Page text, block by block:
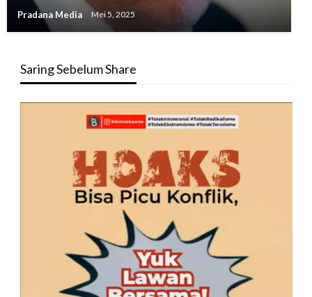
Pradana Media Mei 5, 2025
Saring Sebelum Share